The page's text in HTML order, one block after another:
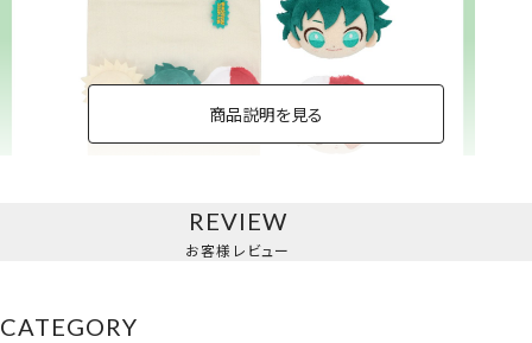
＜緑谷出久・爆豪勝己・轟焦凍＞
商品説明を見る
REVIEW
お客様レビュー
CATEGORY